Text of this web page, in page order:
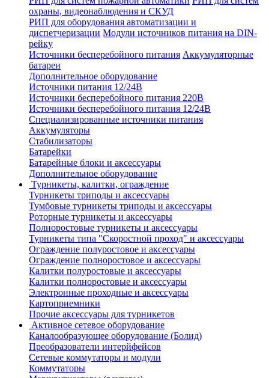
охраны, видеонаблюдения и СКУД
РИП для оборудования автоматизации и
диспетчеризации Модули источников питания на DIN-
рейку
Источники бесперебойного питания Аккумуляторные
батареи
Дополнительное оборудование
Источники питания 12/24В
Источники бесперебойного питания 220В
Источники бесперебойного питания 12/24В
Специализированные источники питания
Аккумуляторы
Стабилизаторы
Батарейки
Батарейные блоки и аксессуары
Дополнительное оборудование
Турникеты, калитки, ограждение
Турникеты триподы и аксессуары
Тумбовые турникеты триподы и аксессуары
Роторные турникеты и аксессуары
Полноростовые турникеты и аксессуары
Турникеты типа "Скоростной проход" и аксессуары
Ограждение полуростовое и аксессуары
Ограждение полноростовое и аксессуары
Калитки полуростовые и аксессуары
Калитки полноростовые и аксессуары
Электронные проходные и аксессуары
Картоприемники
Прочие аксессуары для турникетов
Активное сетевое оборудование
Каналообразующее оборудование (Болид)
Преобразователи интерйфейсов
Сетевые коммутаторы и модули
Коммутаторы